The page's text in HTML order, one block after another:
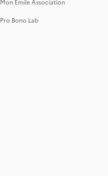
Mon Emile Association
Pro Bono Lab